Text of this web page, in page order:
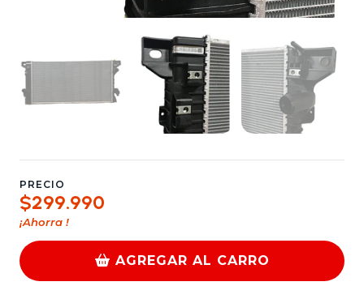
PRECIO
$299.990
¡Ahorra !
AGREGAR AL CARRO